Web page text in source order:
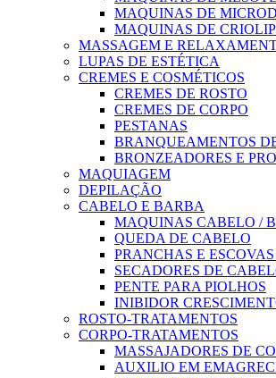
MAQUINAS DE
MAQUINAS DE
MASSAGEM E
LUPAS DE ESTÉTICA
CREMES E COSMÉTICOS
CREMES DE ROSTO
CREMES DE CORPO
PESTANAS
BRANQUEAMENTOS
BRONZEADORES E
MAQUIAGEM
DEPILAÇÃO
CABELO E BARBA
MAQUINAS CABELO /
QUEDA DE CABELO
PRANCHAS E
SECADORES DE
PENTE PARA PIOLHOS
INIBIDOR
ROSTO-TRATAMENTOS
CORPO-TRATAMENTOS
MASSAJADORES DE
AUXILIO EM